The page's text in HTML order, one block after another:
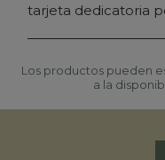
tarjeta dedicatoria
Los productos pueden
a la